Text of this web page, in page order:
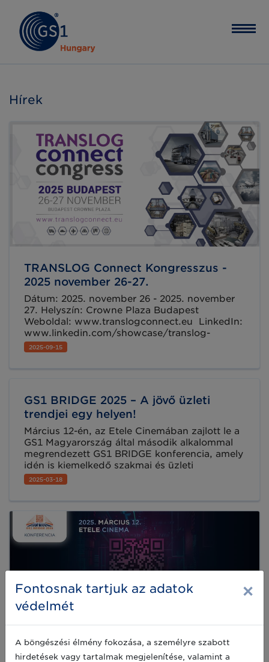
Hírek
TRANSLOG Connect Kongresszus -
2025 november 26-27.
Dátum: 2025. november 26 - 2025. november
27. Helyszín: Crowne Plaza Budapest
Weboldal: www.translogconnect.eu LinkedIn:
www.linkedin.com/showcase/translog-
connect-congress/
2025-09-15
GS1 BRIDGE 2025 – A jövő üzleti
trendjei egy helyen!
Március 12-én, az Etele Cinemában zajlott le a
GS1 Magyarország által második alkalommal
megrendezett GS1 BRIDGE konferencia, amely
idén is kiemelkedő szakmai és üzleti
eseményként szolgált az iparág vezetői,
döntéshozói és szakértői számára.
2025-03-18
Fontosnak tartjuk az adatok
védelmét
×
A böngészési élmény fokozása, a személyre szabott
hirdetések vagy tartalmak megjelenítése, valamint a